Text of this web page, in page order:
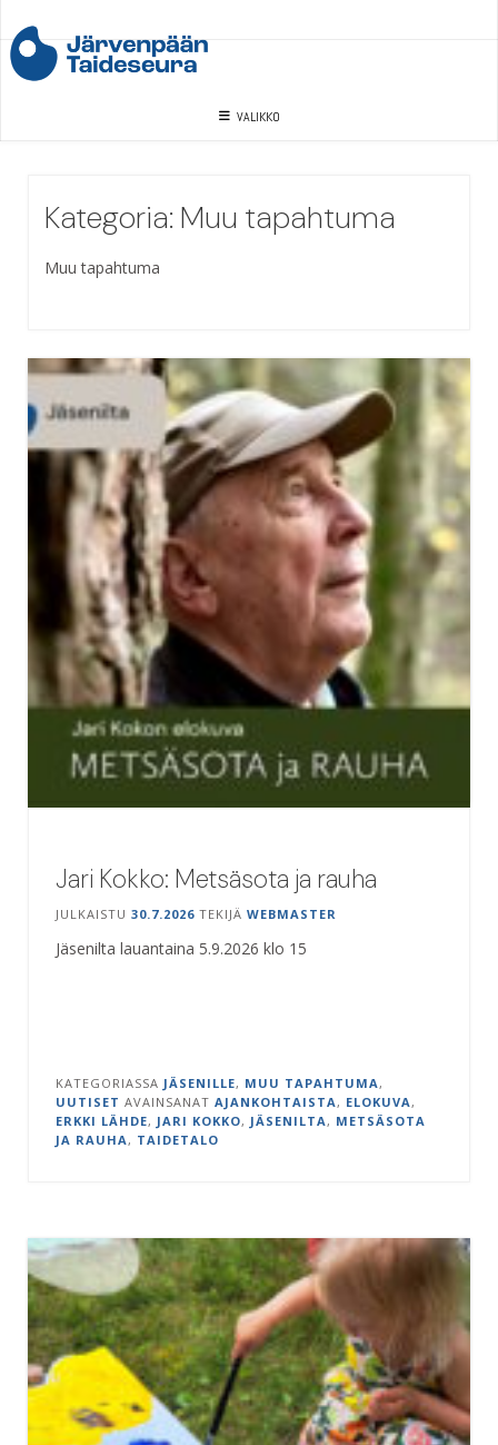
to
content
VALIKKO
Kategoria: Muu tapahtuma
Muu tapahtuma
Jari Kokko: Metsäsota ja rauha
JULKAISTU 30.7.2026 TEKIJÄ WEBMASTER
Jäsenilta lauantaina 5.9.2026 klo 15
KATEGORIASSA JÄSENILLE, MUU TAPAHTUMA ,
UUTISET AVAINSANAT AJANKOHTAISTA , ELOKUVA ,
ERKKI LÄHDE, JARI KOKKO, JÄSENILTA , METSÄSOTA
JA RAUHA , TAIDETALO